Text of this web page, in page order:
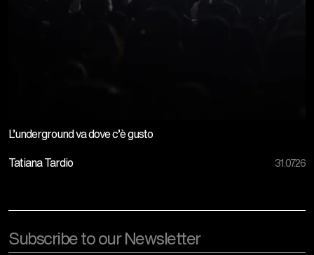
L’underground va dove c’è gusto
Tatiana Tardio 31.07.26
Email